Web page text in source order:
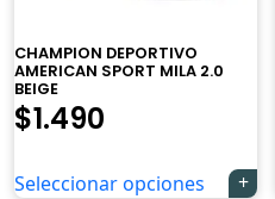
CHAMPION DEPORTIVO
AMERICAN SPORT MILA 2.0
BEIGE
$1.490
Seleccionar opciones